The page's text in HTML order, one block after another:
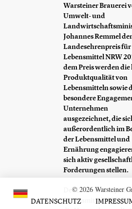
Warsteiner Brauerei
Umwelt- und
Johannes Remmel
Landesehrenpreis für
Lebensmittel NRW
dem Preis werden die
Produktqualität von
Lebensmitteln sowie
besondere
Unternehmen
ausgezeichnet, die
außerordentlich im
der Lebensmittel und
Ernährung
sich aktiv
Forderungen stellen.
Der Landesehrenpreis
Lebensmittel NRW
© 2026 Warsteiner
DATENSCHUTZ